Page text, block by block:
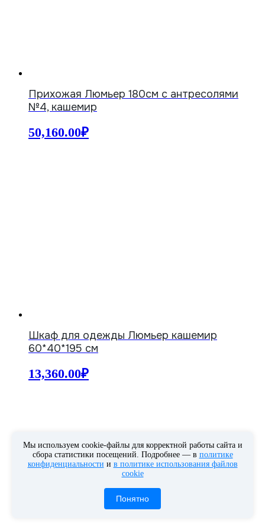
Прихожая Люмьер 180см с антресолями
№4, кашемир
50,160.00₽
Шкаф для одежды Люмьер кашемир
60*40*195 см
13,360.00₽
Мы используем cookie‑файлы для корректной работы сайта и
сбора статистики посещений. Подробнее — в политике
конфиденциальности и в политике использования файлов
cookie
Понятно